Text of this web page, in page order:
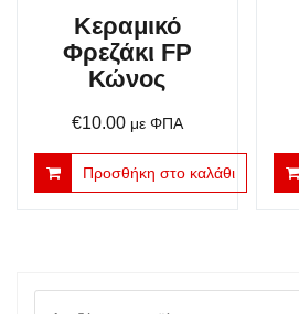
Κεραμικό
Φρεζάκι FP
Κώνος
€10.00 με ΦΠΑ
Προσθήκη στο καλάθι